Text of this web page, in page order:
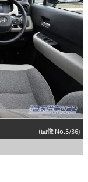
(画像 No.5/36)